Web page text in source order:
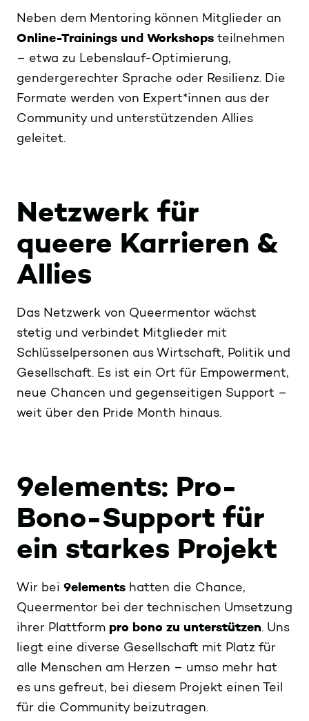
Neben dem Mentoring können Mitglieder an
Online-Trainings und Workshops teilnehmen
– etwa zu Lebenslauf-Optimierung,
gendergerechter Sprache oder Resilienz. Die
Formate werden von Expert*innen aus der
Community und unterstützenden Allies
geleitet.
Netzwerk für
queere Karrieren &
Allies
Das Netzwerk von Queermentor wächst
stetig und verbindet Mitglieder mit
Schlüsselpersonen aus Wirtschaft, Politik und
Gesellschaft. Es ist ein Ort für Empowerment,
neue Chancen und gegenseitigen Support –
weit über den Pride Month hinaus.
9elements: Pro-
Bono-Support für
ein starkes Projekt
Wir bei 9elements hatten die Chance,
Queermentor bei der technischen Umsetzung
ihrer Plattform pro bono zu unterstützen. Uns
liegt eine diverse Gesellschaft mit Platz für
alle Menschen am Herzen – umso mehr hat
es uns gefreut, bei diesem Projekt einen Teil
für die Community beizutragen.